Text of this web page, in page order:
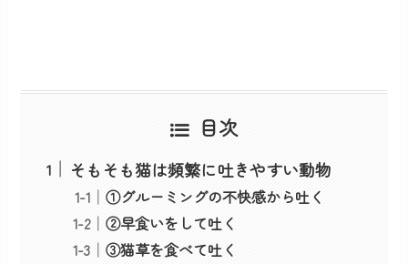
目次
そもそも猫は頻繁に吐きやすい動物
①グルーミングの不快感から吐く
②早食いをして吐く
③猫草を食べて吐く